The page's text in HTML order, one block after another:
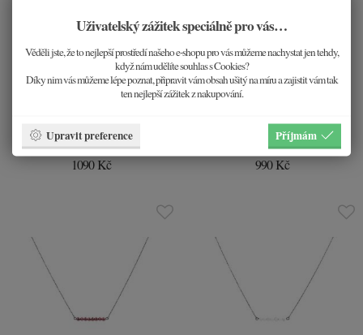
Náhrdelník Crina Silver
1090 Kč
Náhrdelník Aylin Rose
990 Kč
Uživatelský zážitek speciálně pro vás…
Věděli jste, že to nejlepší prostředí našeho e-shopu pro vás můžeme nachystat jen tehdy,
když nám udělíte souhlas s Cookies?
Díky nim vás můžeme lépe poznat, připravit vám obsah ušitý na míru a zajistit vám tak
ten nejlepší zážitek z nakupování.
Upravit preference Příjmám